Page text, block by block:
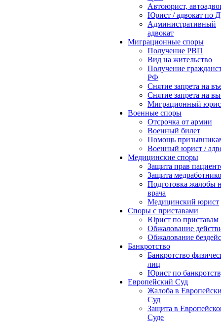
Автоюрист,
Юрист / адвокат по
Административный
адвокат
Миграционные споры
Получение РВП
Вид на жительство
Получение
РФ
Снятие запрета на
Снятие запрета на
Миграционный
Военные споры
Отсрочка от армии
Военный билет
Помощь
Военный юрист /
Медицинские споры
Защита прав
Защита
Подготовка жалобы
врача
Медицинский юрист
Споры с приставами
Юрист по приставам
Обжалование
Обжалование
Банкротство
Банкротство
лиц
Юрист по
Европейский Суд
Жалоба в
Суд
Защита в
Суде